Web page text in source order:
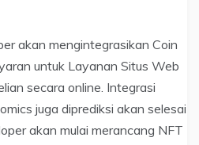
akan mengintegrasikan Coin
untuk Layanan Situs Web
secara online. Integrasi
juga diprediksi akan selesai
akan mulai merancang NFT